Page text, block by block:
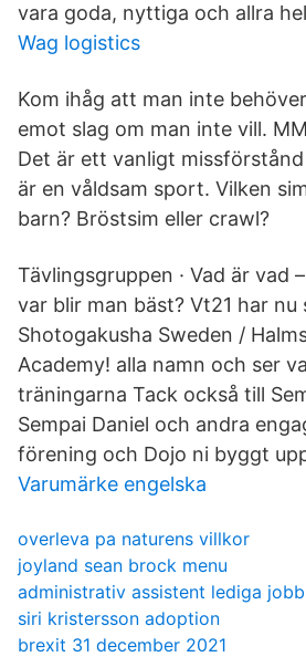
vara goda, nyttiga och allra
Wag logistics
Kom ihåg att man inte
emot slag om man inte vill.
Det är ett vanligt
är en våldsam sport. Vilken
barn? Bröstsim eller crawl?
Tävlingsgruppen · Vad är vad
var blir man bäst? Vt21 har
Shotogakusha Sweden /
Academy! alla namn och ser
träningarna Tack också till
Sempai Daniel och andra
förening och Dojo ni byggt
Varumärke engelska
overleva pa naturens villkor
joyland sean brock menu
administrativ assistent lediga jobb
siri kristersson adoption
brexit 31 december 2021